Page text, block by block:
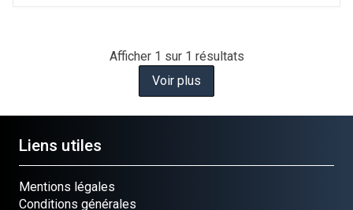
Afficher 1 sur 1 résultats
Voir plus
Liens utiles
Mentions légales
Conditions générales